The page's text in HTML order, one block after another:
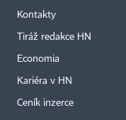
Kontakty
Tiráž redakce HN
Economia
Kariéra v HN
Ceník inzerce